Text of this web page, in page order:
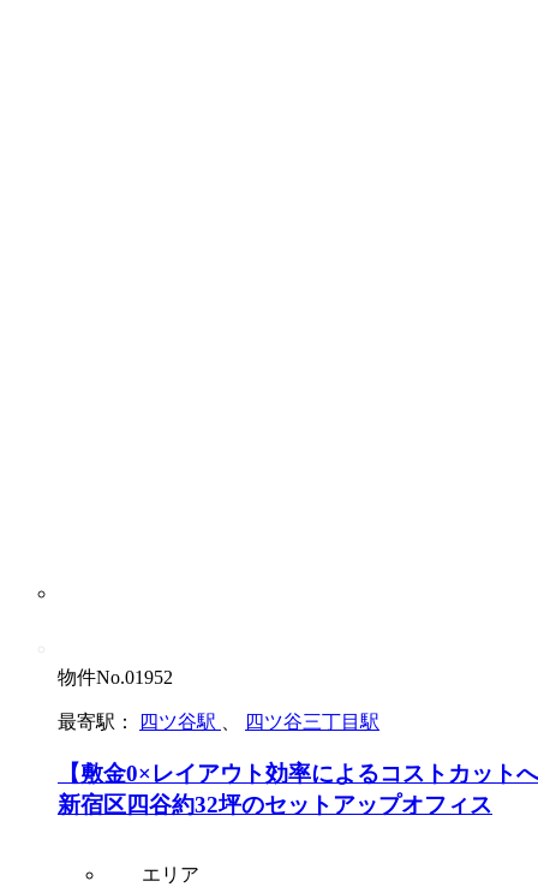
物件No.01952
最寄駅： 四ツ谷駅 四ツ谷三丁目駅
【敷金0×レイアウト効率によるコストカット
新宿区四谷約32坪のセットアップオフィス
エリア